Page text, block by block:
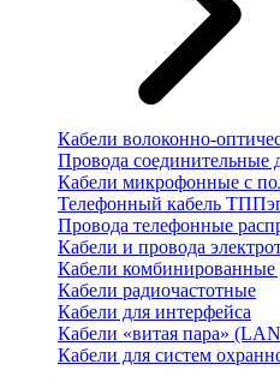
Кабели волоконно-
Провода соединительные
Кабели микрофонные с
Телефонный кабель
Провода телефонные
Кабели и провода
Кабели комбинированные
Кабели радиочастотные
Кабели для интерфейса
Кабели «витая пара»
Кабели для систем